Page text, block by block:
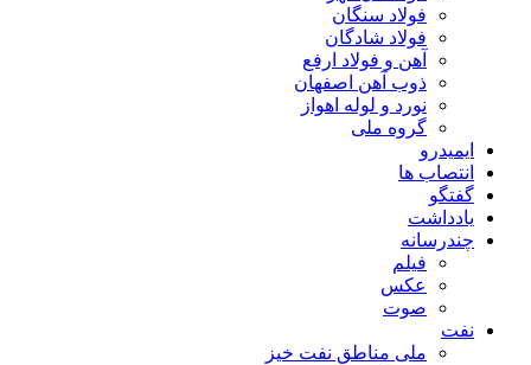
فولاد سنگان
فولاد شادگان
آهن و فولاد ارفع
ذوب آهن اصفهان
نورد و لوله اهواز
گروه ملی
ایمیدرو
انتصاب ها
گفتگو
یادداشت
چندرسانه
فیلم
عکس
صوت
نفت
ملی مناطق نفت خیز